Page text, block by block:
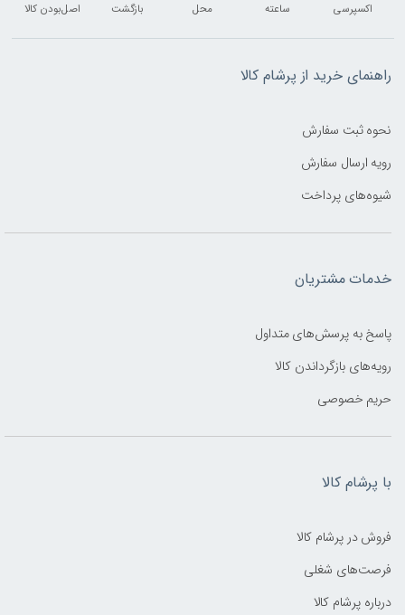
اکسپرسی
ساعته
محل
بازگشت
اصل‌بودن کالا
راهنمای خرید از پرشام کالا
نحوه ثبت سفارش
رویه ارسال سفارش
شیوه‌های پرداخت
خدمات مشتریان
پاسخ به پرسش‌های متداول
رویه‌های بازگرداندن کالا
حریم خصوصی
با پرشام کالا
فروش در پرشام کالا
فرصت‌های شغلی
درباره پرشام کالا